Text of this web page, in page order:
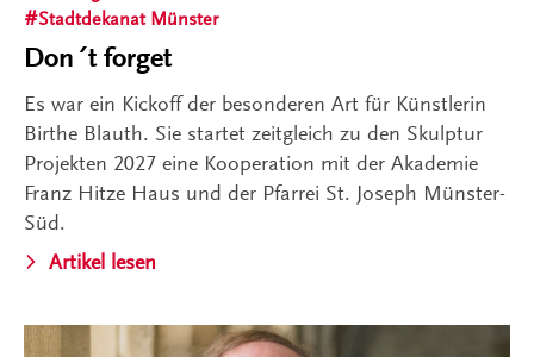
Stadtdekanat Münster
Don´t forget
Es war ein Kickoff der besonderen Art für Künstlerin
Birthe Blauth. Sie startet zeitgleich zu den Skulptur
Projekten 2027 eine Kooperation mit der Akademie
Franz Hitze Haus und der Pfarrei St. Joseph Münster-
Süd.
Artikel lesen